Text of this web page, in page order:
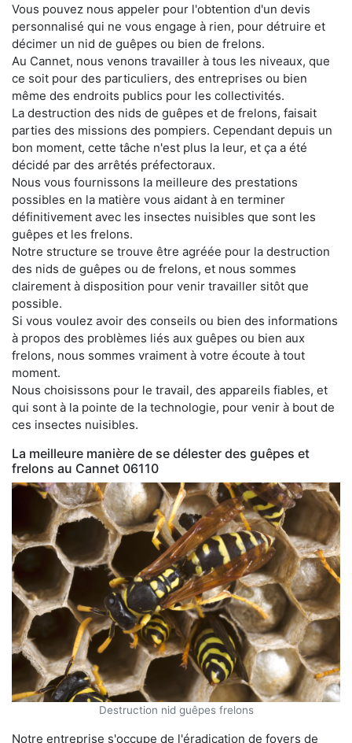
Vous pouvez nous appeler pour l'obtention d'un devis
personnalisé qui ne vous engage à rien, pour détruire et
décimer un nid de guêpes ou bien de frelons.
Au Cannet, nous venons travailler à tous les niveaux, que
ce soit pour des particuliers, des entreprises ou bien
même des endroits publics pour les collectivités.
La destruction des nids de guêpes et de frelons, faisait
parties des missions des pompiers. Cependant depuis un
bon moment, cette tâche n'est plus la leur, et ça a été
décidé par des arrêtés préfectoraux.
Nous vous fournissons la meilleure des prestations
possibles en la matière vous aidant à en terminer
définitivement avec les insectes nuisibles que sont les
guêpes et les frelons.
Notre structure se trouve être agréée pour la destruction
des nids de guêpes ou de frelons, et nous sommes
clairement à disposition pour venir travailler sitôt que
possible.
Si vous voulez avoir des conseils ou bien des informations
à propos des problèmes liés aux guêpes ou bien aux
frelons, nous sommes vraiment à votre écoute à tout
moment.
Nous choisissons pour le travail, des appareils fiables, et
qui sont à la pointe de la technologie, pour venir à bout de
ces insectes nuisibles.
La meilleure manière de se délester des guêpes et
frelons au Cannet 06110
Destruction nid guêpes frelons
Notre entreprise s'occupe de l'éradication de foyers de